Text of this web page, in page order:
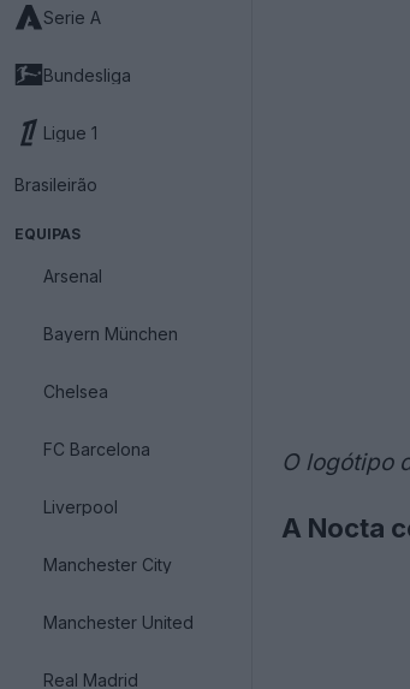
Serie A
Bundesliga
Ligue 1
Brasileirão
EQUIPAS
Arsenal
Bayern München
Chelsea
FC Barcelona
Liverpool
Manchester City
Manchester United
Real Madrid
O logótipo
A Nocta